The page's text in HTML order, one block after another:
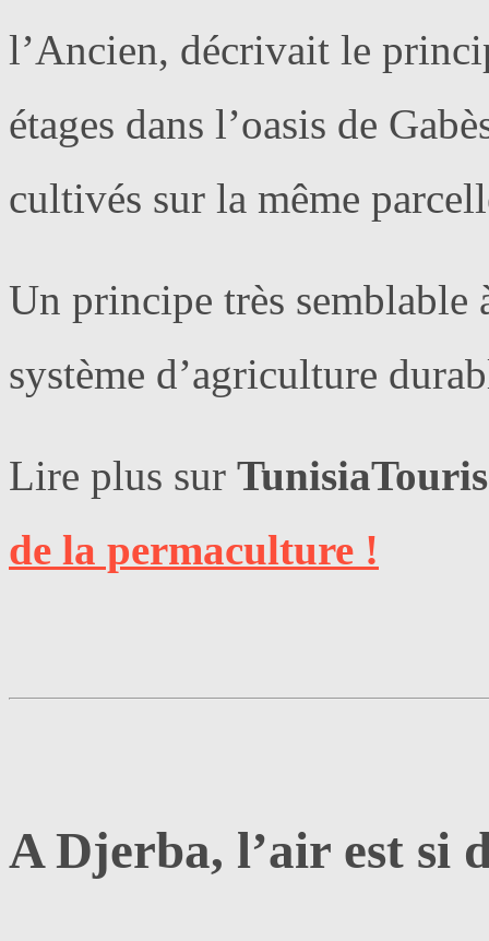
l’Ancien, décrivait le
étages dans l’oasis de
cultivés sur la même
Un principe très semblable
système d’agriculture
Lire plus sur
de la permaculture !
A Djerba, l’air est si